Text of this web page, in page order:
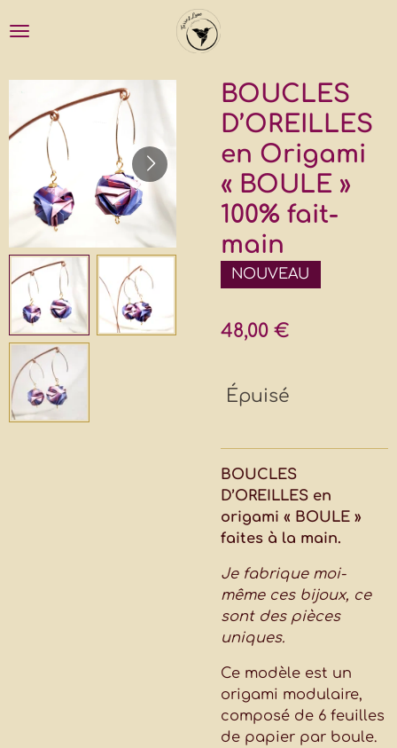
au
principal
BOUCLES
D’OREILLES
en Origami
« BOULE »
100% fait-
main
NOUVEAU
48,00 €
Épuisé
BOUCLES
D’OREILLES en
origami « BOULE »
faites à la main.
Je fabrique moi-
même ces bijoux, ce
sont des pièces
uniques.
Ce modèle est un
origami modulaire,
composé de 6 feuilles
de papier par boule.